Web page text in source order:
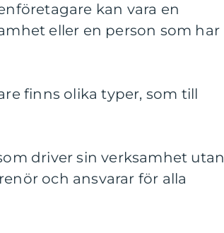
kan vara en
eller en person som har
finns olika typer, som till
driver sin verksamhet utan
och ansvarar för alla